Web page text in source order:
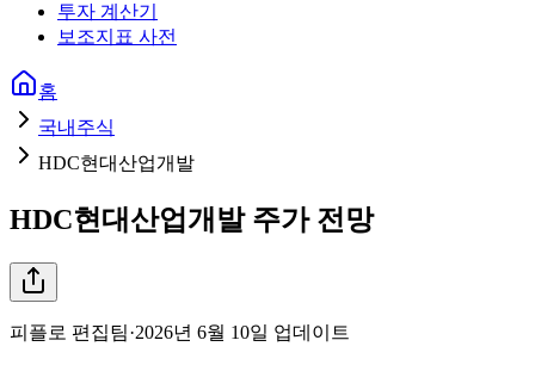
투자 계산기
보조지표 사전
홈
국내주식
HDC현대산업개발
HDC현대산업개발주가 전망
피플로 편집팀·2026년 6월 10일 업데이트